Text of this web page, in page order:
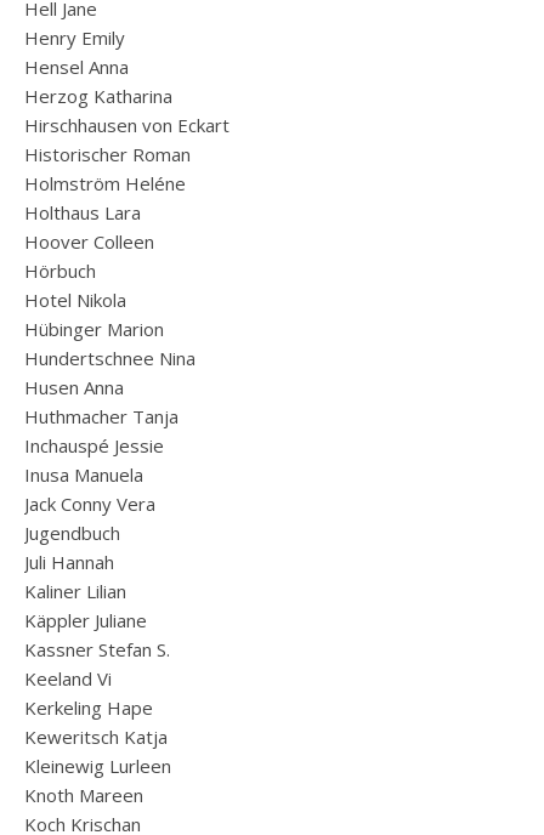
Hell Jane
Henry Emily
Hensel Anna
Herzog Katharina
Hirschhausen von Eckart
Historischer Roman
Holmström Heléne
Holthaus Lara
Hoover Colleen
Hörbuch
Hotel Nikola
Hübinger Marion
Hundertschnee Nina
Husen Anna
Huthmacher Tanja
Inchauspé Jessie
Inusa Manuela
Jack Conny Vera
Jugendbuch
Juli Hannah
Kaliner Lilian
Käppler Juliane
Kassner Stefan S.
Keeland Vi
Kerkeling Hape
Keweritsch Katja
Kleinewig Lurleen
Knoth Mareen
Koch Krischan